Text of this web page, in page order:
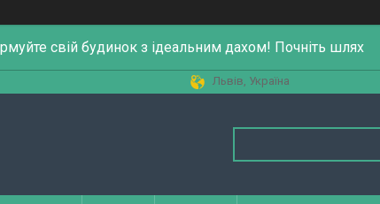
свій будинок з ідеальним дахом! Почніть шлях
Львів, Україна